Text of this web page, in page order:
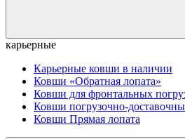
карьерные
Карьерные ковши в наличии
Ковши «Обратная лопата»
Ковши для фронтальных
Ковши погрузочно-
Ковши Прямая лопата